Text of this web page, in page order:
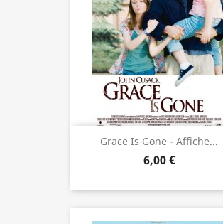
Grace Is Gone - Affiche...
6,00 €